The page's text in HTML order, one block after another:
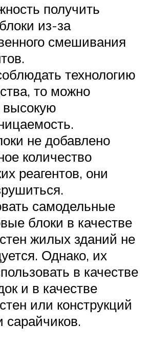
получить
из-за
смешивания
технологию
то можно
высокую
не добавлено
количество
реагентов, они
самодельные
блоки в качестве
жилых зданий не
Однако, их
в качестве
и в качестве
или конструкций
сарайчиков.